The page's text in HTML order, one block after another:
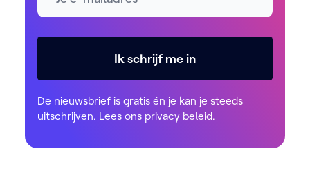
Ik schrijf me in
De nieuwsbrief is gratis én je kan je steeds
uitschrijven. Lees ons privacy beleid.